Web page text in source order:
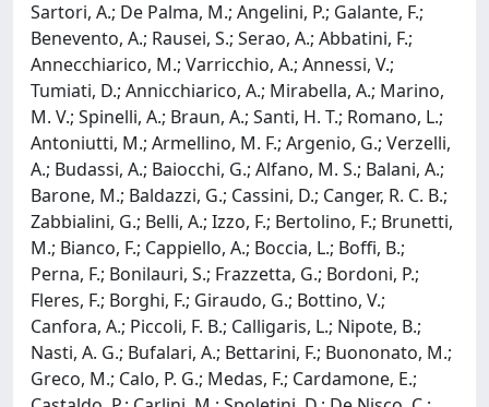
Sartori, A.; De Palma, M.; Angelini, P.; Galante, F.;
Benevento, A.; Rausei, S.; Serao, A.; Abbatini, F.;
Annecchiarico, M.; Varricchio, A.; Annessi, V.;
Tumiati, D.; Annicchiarico, A.; Mirabella, A.; Marino,
M. V.; Spinelli, A.; Braun, A.; Santi, H. T.; Romano, L.;
Antoniutti, M.; Armellino, M. F.; Argenio, G.; Verzelli,
A.; Budassi, A.; Baiocchi, G.; Alfano, M. S.; Balani, A.;
Barone, M.; Baldazzi, G.; Cassini, D.; Canger, R. C. B.;
Zabbialini, G.; Belli, A.; Izzo, F.; Bertolino, F.; Brunetti,
M.; Bianco, F.; Cappiello, A.; Boccia, L.; Boffi, B.;
Perna, F.; Bonilauri, S.; Frazzetta, G.; Bordoni, P.;
Fleres, F.; Borghi, F.; Giraudo, G.; Bottino, V.;
Canfora, A.; Piccoli, F. B.; Calligaris, L.; Nipote, B.;
Nasti, A. G.; Bufalari, A.; Bettarini, F.; Buononato, M.;
Greco, M.; Calo, P. G.; Medas, F.; Cardamone, E.;